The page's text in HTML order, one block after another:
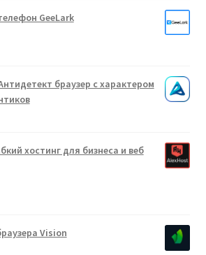
GeeLark
браузер с характером
хостинг для бизнеса и веб
Vision